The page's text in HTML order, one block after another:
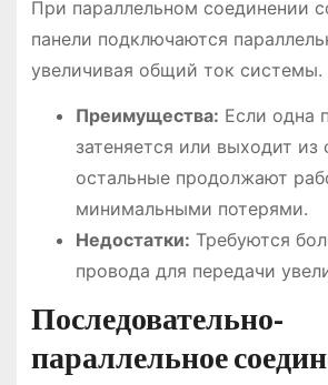
При параллельном соединении
панели подключаются
увеличивая общий ток системы.
Преимущества: Если одна
затеняется или выходит из
остальные продолжают
минимальными потерями.
Недостатки: Требуются
провода для передачи
Последовательно-
параллельное